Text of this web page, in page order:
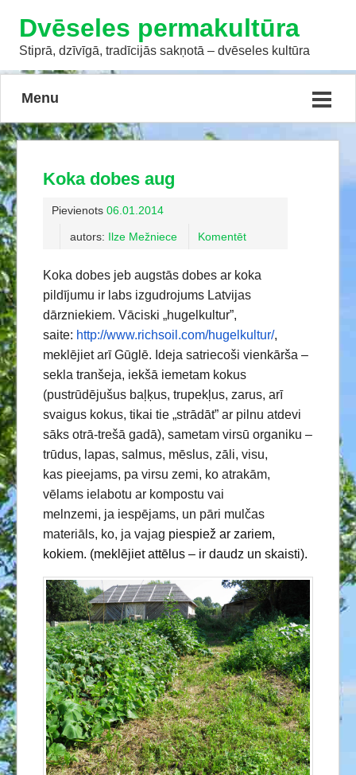
Dvēseles permakultūra
Stiprā, dzīvīgā, tradīcijās sakņotā – dvēseles kultūra
Menu
Koka dobes aug
Pievienots 06.01.2014
autors: Ilze Mežniece Komentēt
Koka dobes jeb augstās dobes ar koka
pildījumu ir labs izgudrojums Latvijas
dārzniekiem. Vāciski „hugelkultur”,
saite: http://www.richsoil.com/hugelkultur/,
meklējiet arī Gūglē. Ideja satriecoši vienkārša –
sekla tranšeja, iekšā iemetam kokus
(pustrūdējušus baļķus, trupekļus, zarus, arī
svaigus kokus, tikai tie „strādāt” ar pilnu atdevi
sāks otrā-trešā gadā), sametam virsū organiku –
trūdus, lapas, salmus, mēslus, zāli, visu,
kas pieejams, pa virsu zemi, ko atrakām,
vēlams ielabotu ar kompostu vai
melnzemi, ja iespējams, un pāri mulčas
materiāls, ko, ja vajag piespiež ar zariem,
kokiem. (meklējiet attēlus – ir daudz un skaisti).